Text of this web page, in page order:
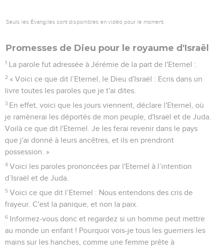
Seuls les Évangiles sont disponibles en vidéo pour le moment.
Promesses de Dieu pour le royaume d'Israël
1 La parole fut adressée à Jérémie de la part de l'Eternel :
2 « Voici ce que dit l’Eternel, le Dieu d'Israël : Ecris dans un
livre toutes les paroles que je t'ai dites.
3 En effet, voici que les jours viennent, déclare l'Eternel, où
je ramènerai les déportés de mon peuple, d'Israël et de Juda.
Voilà ce que dit l'Eternel. Je les ferai revenir dans le pays
que j'ai donné à leurs ancêtres, et ils en prendront
possession. »
4 Voici les paroles prononcées par l'Eternel à l’intention
d’Israël et de Juda.
5 Voici ce que dit l’Eternel : Nous entendons des cris de
frayeur. C'est la panique, et non la paix.
6 Informez-vous donc et regardez si un homme peut mettre
au monde un enfant ! Pourquoi vois-je tous les guerriers les
mains sur les hanches, comme une femme prête à